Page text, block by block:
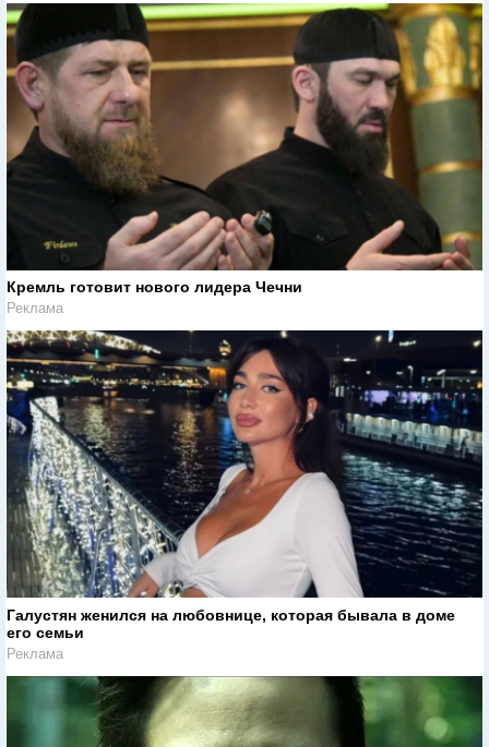
Кремль готовит нового лидера Чечни
Реклама
Галустян женился на любовнице, которая бывала в доме
его семьи
Реклама